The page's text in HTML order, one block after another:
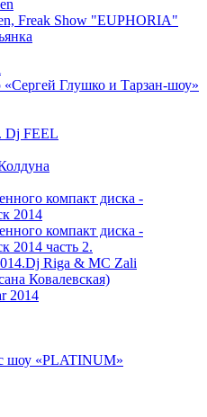
Freak Show "EUPHORIA"
«Сергей Глушко и Тарзан-шоу»
Dj FEEL
компакт диска -
2014
компакт диска -
2014 часть 2.
Riga & MC Zali
Ковалевская)
2014
шоу «PLATINUM»